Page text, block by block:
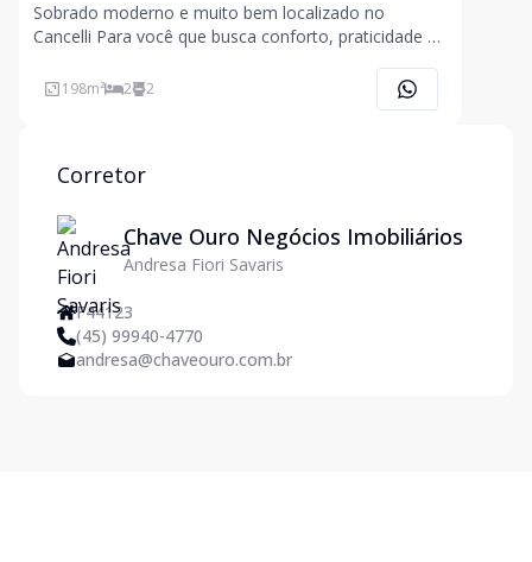
Sobrado moderno e muito bem localizado no
Cancelli Para você que busca conforto, praticidade e
sobrado oferece o equilíbrio perfeito entre
modernidade e conveniência. Situado em uma área
198m² 2 2
Corretor
Chave Ouro Negócios Imobiliários
Andresa Fiori Savaris
F44123
(45) 99940-4770
andresa@chaveouro.com.br